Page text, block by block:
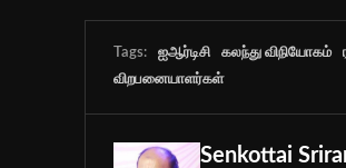
Tags: ஐஆர்டிசி கலந்து விநியோகம்
விறபனையாளர்கள்
Senkottai